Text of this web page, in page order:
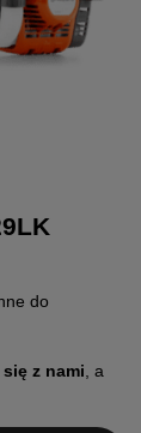
do
z nami , a